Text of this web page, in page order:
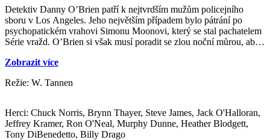
Detektiv Danny O’Brien patří k nejtvrdším mužům policejního
sboru v Los Angeles. Jeho největším případem bylo pátrání po
psychopatickém vrahovi Simonu Moonovi, který se stal pachatelem
Série vražd. O’Brien si však musí poradit se zlou noční můrou, aby
Zobrazit více
Režie: W. Tannen
Herci: Chuck Norris, Brynn Thayer, Steve James, Jack O'Halloran,
Jeffrey Kramer, Ron O'Neal, Murphy Dunne, Heather Blodgett,
Tony DiBenedetto, Billy Drago